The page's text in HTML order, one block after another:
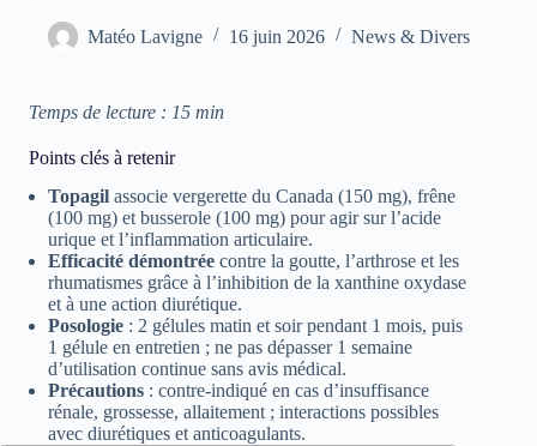
Matéo Lavigne 16 juin 2026 News & Divers
Temps de lecture : 15 min
Points clés à retenir
Topagil associe vergerette du Canada (150 mg), frêne
(100 mg) et busserole (100 mg) pour agir sur l’acide
urique et l’inflammation articulaire.
Efficacité démontrée contre la goutte, l’arthrose et les
rhumatismes grâce à l’inhibition de la xanthine oxydase
et à une action diurétique.
Posologie : 2 gélules matin et soir pendant 1 mois, puis
1 gélule en entretien ; ne pas dépasser 1 semaine
d’utilisation continue sans avis médical.
Précautions : contre-indiqué en cas d’insuffisance
rénale, grossesse, allaitement ; interactions possibles
avec diurétiques et anticoagulants.